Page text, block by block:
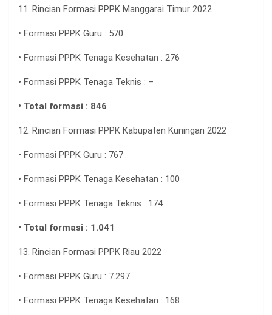
11. Rincian Formasi PPPK Manggarai Timur 2022
• Formasi PPPK Guru : 570
• Formasi PPPK Tenaga Kesehatan : 276
• Formasi PPPK Tenaga Teknis : –
• Total formasi : 846
12. Rincian Formasi PPPK Kabupaten Kuningan 2022
• Formasi PPPK Guru : 767
• Formasi PPPK Tenaga Kesehatan : 100
• Formasi PPPK Tenaga Teknis : 174
• Total formasi : 1.041
13. Rincian Formasi PPPK Riau 2022
• Formasi PPPK Guru : 7.297
• Formasi PPPK Tenaga Kesehatan : 168